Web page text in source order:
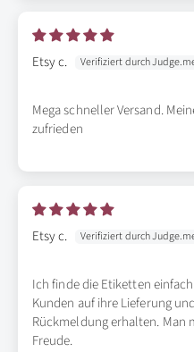
Etsy c.
Mega schneller Versand.
zufrieden
Etsy c.
Ich finde die Etiketten
Kunden auf ihre Lieferung
Rückmeldung erhalten. Man
Freude.